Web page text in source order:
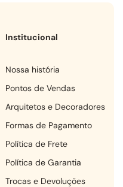
Institucional
Nossa história
Pontos de Vendas
Arquitetos e Decoradores
Formas de Pagamento
Política de Frete
Política de Garantia
Trocas e Devoluções